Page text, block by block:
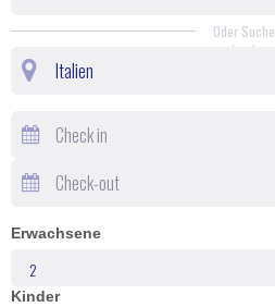
Oder Suche
durch
Erwachsene
Kinder